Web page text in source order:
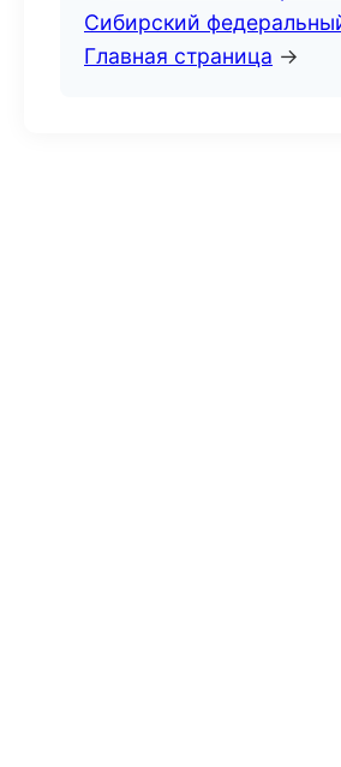
Сибирский
Главная страница →